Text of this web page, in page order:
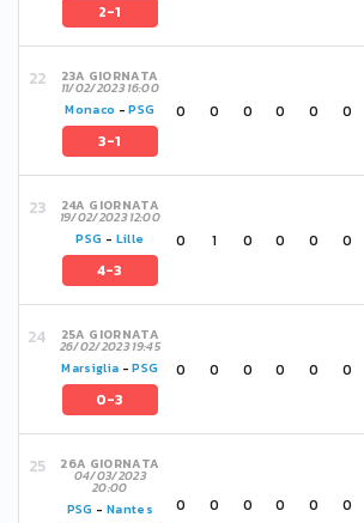
2-1
23A GIORNATA
11/02/2023 16:00
Monaco -PSG
3-1
0 0 0 0 0 0
24A GIORNATA
19/02/2023 12:00
PSG - Lille
4-3
0 1 0 0 0 0
25A GIORNATA
26/02/2023 19:45
Marsiglia -PSG
0-3
0 0 0 0 0 0
26A GIORNATA
04/03/2023
20:00
PSG - Nantes 0 0 0 0 0 0